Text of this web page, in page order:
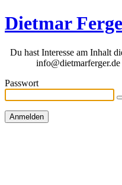
Dietmar
Du hast Interesse am Inhalt
Passwort